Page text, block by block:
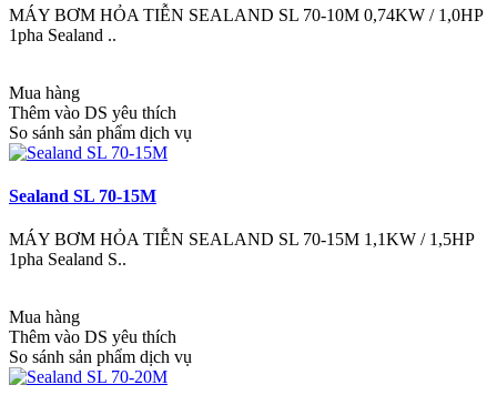
MÁY BƠM HỎA TIỄN SEALAND SL 70-10M 0,74KW / 1,0HP
1pha Sealand ..
Mua hàng
Thêm vào DS yêu thích
So sánh sản phẩm dịch vụ
Sealand SL 70-15M
MÁY BƠM HỎA TIỄN SEALAND SL 70-15M 1,1KW / 1,5HP
1pha Sealand S..
Mua hàng
Thêm vào DS yêu thích
So sánh sản phẩm dịch vụ